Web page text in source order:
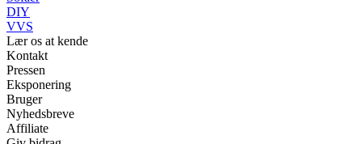
DIY
VVS
Lær os at kende
Kontakt
Pressen
Eksponering
Bruger
Nyhedsbreve
Affiliate